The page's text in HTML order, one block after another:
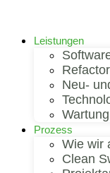
Leistungen
Neu-
Prozess
Wie wir
Clean